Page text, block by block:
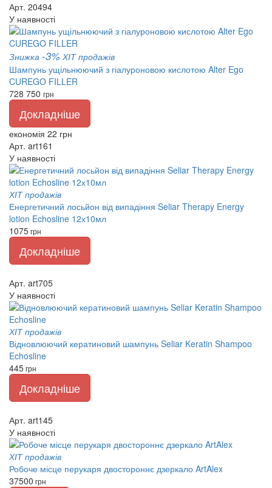
Арт. 20494
У наявності
Знижка -3% ХІТ продажів
Шампунь ущільнюючий з гіалуроновою кислотою Alter Ego
CUREGO FILLER
728 750 грн
Докладніше
економія 22 грн
Арт. art161
У наявності
ХІТ продажів
Енергетичний лосьйон від випадіння Seliar Therapy Energy
lotion Echosline 12х10мл
1075грн
Докладніше
Арт. art705
У наявності
ХІТ продажів
Відновлюючий кератиновий шампунь Seliar Keratin Shampoo
Echosline
445грн
Докладніше
Арт. art145
У наявності
ХІТ продажів
Робоче місце перукаря двостороннє дзеркало ArtAlex
37500 грн